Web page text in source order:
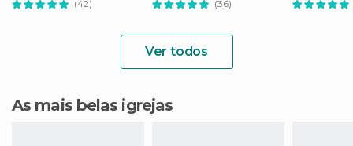
(42)
(36)
Ver todos
As mais belas igrejas